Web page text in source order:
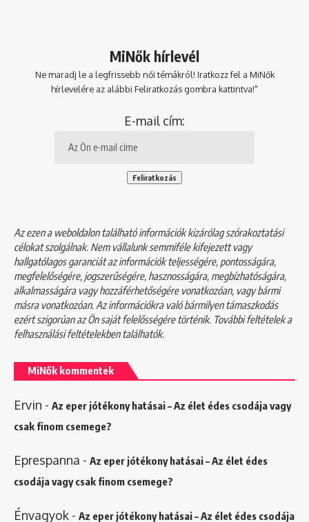
MiNők hírlevél
Ne maradj le a legfrissebb női témákról! Iratkozz fel a MiNők
hírlevelére az alábbi Feliratkozás gombra kattintva!"
E-mail cím:
Az ezen a weboldalon található információk kizárólag szórakoztatási
célokat szolgálnak. Nem vállalunk semmiféle kifejezett vagy
hallgatólagos garanciát az információk teljességére, pontosságára,
megfelelőségére, jogszerűségére, hasznosságára, megbízhatóságára,
alkalmasságára vagy hozzáférhetőségére vonatkozóan, vagy bármi
másra vonatkozóan. Az információkra való bármilyen támaszkodás
ezért szigorúan az Ön saját felelősségére történik. További feltételek a
felhasználási feltételekbentalálhatók.
MiNők kommentek
Ervin - Az eper jótékony hatásai – Az élet édes csodája vagy
csak finom csemege?
Eprespanna - Az eper jótékony hatásai – Az élet édes
csodája vagy csak finom csemege?
Énvagyok - Az eper jótékony hatásai – Az élet édes csodája